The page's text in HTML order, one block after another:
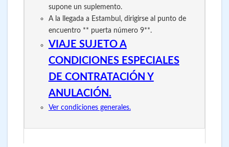
supone un suplemento.
A la llegada a Estambul, dirigirse al punto de
encuentro ** puerta número 9**.
VIAJE SUJETO A
CONDICIONES ESPECIALES
DE CONTRATACIÓN Y
ANULACIÓN.
Ver condiciones generales.